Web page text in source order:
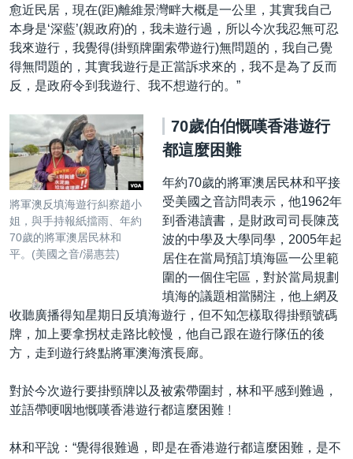
愈近民居，現在(距)離維景灣畔大概是一公里，其實我自己
本身是‘深藍’(親政府)的，我未遊行過，所以今次我忍無可忍
我來遊行，我覺得(掛頸牌圍索帶遊行)無問題的，我自己覺
得無問題的，其實我遊行是正當訴求來的，我不是為了反而
反，是政府令到我遊行、我不想遊行的。”
將軍澳反填海遊行糾察趙小
姐，與手持報紙擋雨、年約
70歲的將軍澳居民林和
平。(美國之音/湯惠芸)
70歲伯伯慨嘆香港遊行
都這麼困難
年約70歲的將軍澳居民林和平接
受美國之音訪問表示，他1962年
到香港讀書，是財政司司長陳茂
波的中學及大學同學，2005年起
居住在當局預訂填海區一公里範
圍的一個住宅區，對於當局規劃
填海的議題相當關注，他上網及
收聽廣播得知星期日反填海遊行，但不知怎樣取得掛頸號碼
牌，加上要拿拐杖走路比較慢，他自己跟在遊行隊伍的後
方，走到遊行終點將軍澳海濱長廊。
對於今次遊行要掛頸牌以及被索帶圍封，林和平感到難過，
並語帶哽咽地慨嘆香港遊行都這麼困難﹗
林和平說：“覺得很難過，即是在香港遊行都這麼困難，是不